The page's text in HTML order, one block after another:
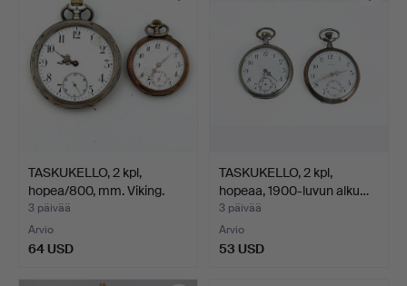
TASKUKELLO, 2 kpl,
hopea/800, mm. Viking.
3 päivää
Arvio
64 USD
TASKUKELLO, 2 kpl,
hopeaa, 1900-luvun alku…
3 päivää
Arvio
53 USD